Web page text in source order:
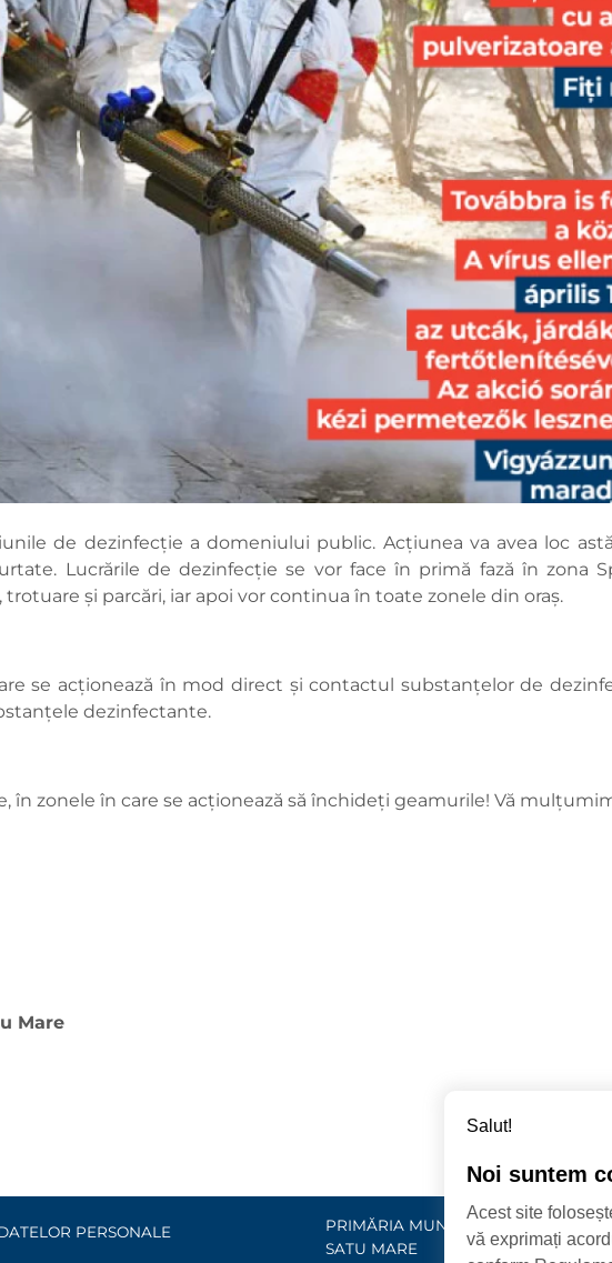
de dezinfecție a domeniului public. Acțiunea va avea loc
Lucrările de dezinfecție se vor face în primă fază în zona
trotuare și parcări, iar apoi vor continua în toate zonele din oraș.
se acționează în mod direct și contactul substanțelor de
dezinfectante.
în zonele în care se acționează să închideți geamurile! Vă
Mare
PERSONALE
PRIMĂRIA MUNICIPIULUI
SATU MARE
Salut!
Noi suntem
Acest site
vă exprimați